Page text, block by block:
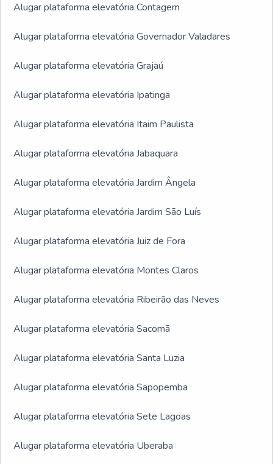
Alugar plataforma elevatória Contagem
Alugar plataforma elevatória Governador Valadares
Alugar plataforma elevatória Grajaú
Alugar plataforma elevatória Ipatinga
Alugar plataforma elevatória Itaim Paulista
Alugar plataforma elevatória Jabaquara
Alugar plataforma elevatória Jardim Ângela
Alugar plataforma elevatória Jardim São Luís
Alugar plataforma elevatória Juiz de Fora
Alugar plataforma elevatória Montes Claros
Alugar plataforma elevatória Ribeirão das Neves
Alugar plataforma elevatória Sacomã
Alugar plataforma elevatória Santa Luzia
Alugar plataforma elevatória Sapopemba
Alugar plataforma elevatória Sete Lagoas
Alugar plataforma elevatória Uberaba